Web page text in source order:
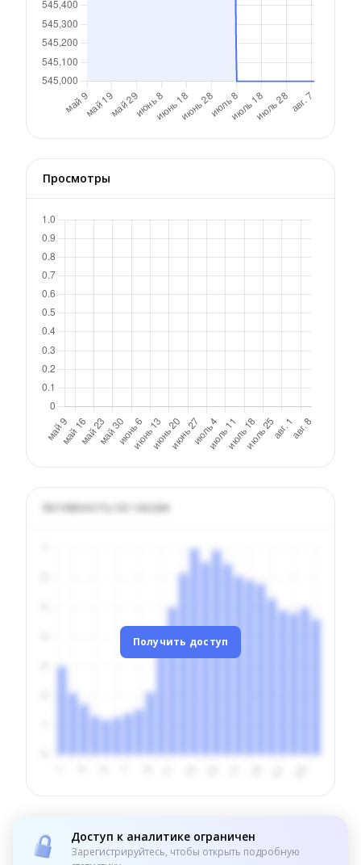
Просмотры
Активность по часам
Получить доступ
Доступ к аналитике ограничен
Зарегистрируйтесь, чтобы открыть подробную